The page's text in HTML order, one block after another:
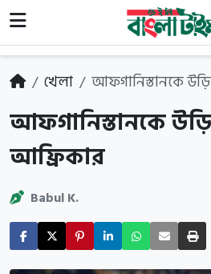
খেলা আফগানিস্তানকে
আফগানিস্তানকে
আফ্রিকার
Babul K.